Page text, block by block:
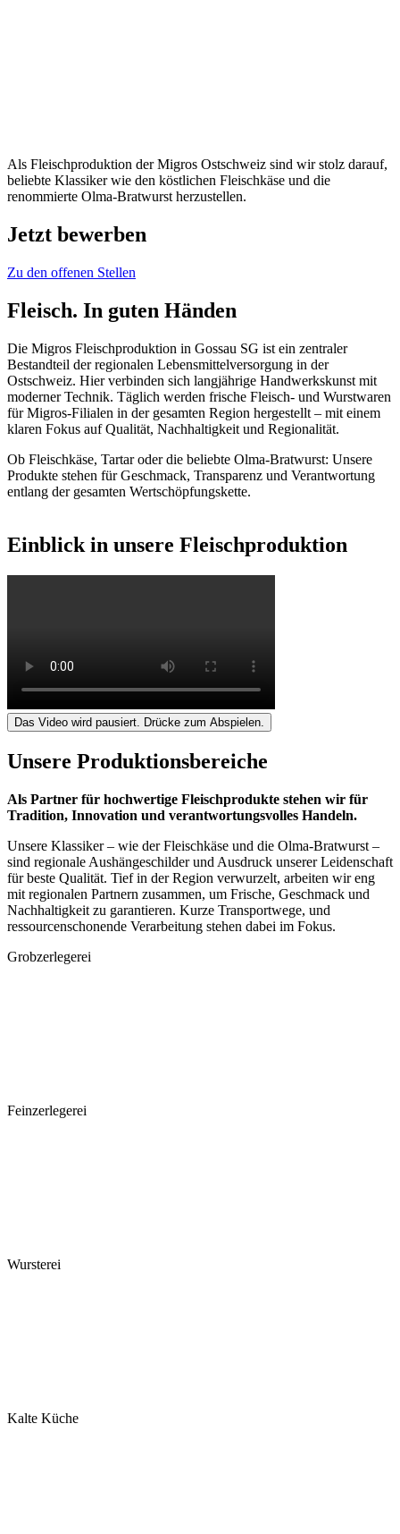
Als Fleischproduktion der Migros Ostschweiz sind wir stolz darauf,
beliebte Klassiker wie den köstlichen Fleischkäse und die
renommierte Olma-Bratwurst herzustellen.
Jetzt bewerben
Zu den offenen Stellen
Fleisch. In guten Händen
Die Migros Fleischproduktion in Gossau SG ist ein zentraler
Bestandteil der regionalen Lebensmittelversorgung in der
Ostschweiz. Hier verbinden sich langjährige Handwerkskunst mit
moderner Technik. Täglich werden frische Fleisch- und Wurstwaren
für Migros-Filialen in der gesamten Region hergestellt – mit einem
klaren Fokus auf Qualität, Nachhaltigkeit und Regionalität.
Ob Fleischkäse, Tartar oder die beliebte Olma-Bratwurst: Unsere
Produkte stehen für Geschmack, Transparenz und Verantwortung
entlang der gesamten Wertschöpfungskette.
Einblick in unsere Fleischproduktion
Das Video wird pausiert. Drücke zum Abspielen.
Unsere Produktionsbereiche
Als Partner für hochwertige Fleischprodukte stehen wir für
Tradition, Innovation und verantwortungsvolles Handeln.
Unsere Klassiker – wie der Fleischkäse und die Olma-Bratwurst –
sind regionale Aushängeschilder und Ausdruck unserer Leidenschaft
für beste Qualität. Tief in der Region verwurzelt, arbeiten wir eng
mit regionalen Partnern zusammen, um Frische, Geschmack und
Nachhaltigkeit zu garantieren. Kurze Transportwege, und
ressourcenschonende Verarbeitung stehen dabei im Fokus.
Grobzerlegerei
Feinzerlegerei
Wursterei
Kalte Küche